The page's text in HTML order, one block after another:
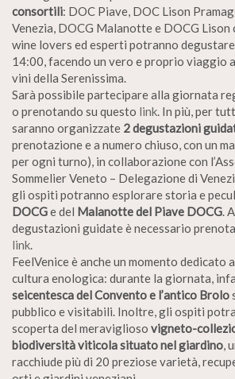
consortili: DOC Piave, DOC Lison
Venezia, DOCG Malanotte e DOCG Lison
wine lovers ed esperti potranno
14:00, facendo un vero e proprio viaggio
vini della Serenissima.
Sarà possibile partecipare alla giornata
o prenotando su questo link. In più, per
saranno organizzate 2 degustazioni
prenotazione e a numero chiuso, con un
per ogni turno), in collaborazione con
Sommelier Veneto – Delegazione di
gli ospiti potranno esplorare storia e
DOCGe del Malanotte del Piave DOCG.
degustazioni guidate è necessario
link.
FeelVenice è anche un momento dedicato
cultura enologica: durante la giornata,
seicentesca del Convento e l’antico Brolo
pubblico e visitabili. Inoltre, gli ospiti
scoperta del meraviglioso vigneto-
biodiversità viticola situato nel giardino,
racchiude più di 20 preziose varietà,